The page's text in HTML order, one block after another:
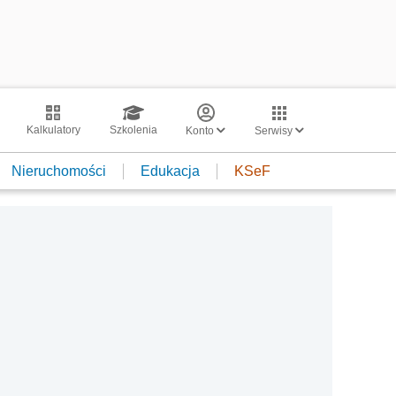
Kalkulatory Szkolenia Konto Serwisy
Nieruchomości Edukacja KSeF